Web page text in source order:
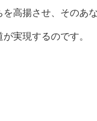
高揚させ、そのあ
実現するのです。